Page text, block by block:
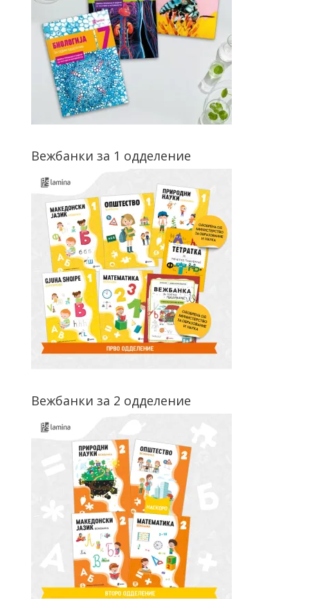
Вежбанки за 1 одделение
Вежбанки за 2 одделение